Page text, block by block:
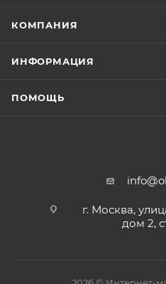
КОМПАНИЯ
ИНФОРМАЦИЯ
ПОМОЩЬ
г. Москва,
дом 2,